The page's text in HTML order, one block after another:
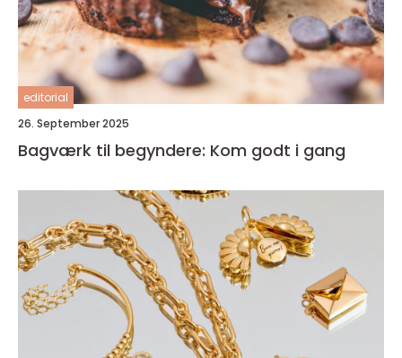
editorial
26. September 2025
Bagværk til begyndere: Kom godt i gang